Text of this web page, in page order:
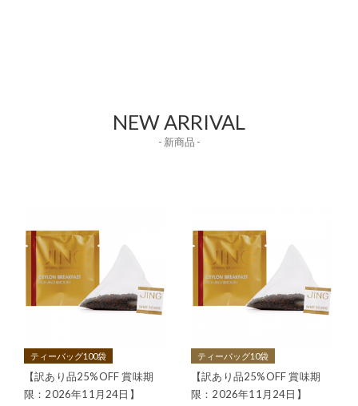
NEW ARRIVAL
- 新商品 -
ティーバッグ100袋
【訳あり品25%OFF 賞味期
限：2026年11月24日】
ティーバッグ10袋
【訳あり品25%OFF 賞味期
限：2026年11月24日】